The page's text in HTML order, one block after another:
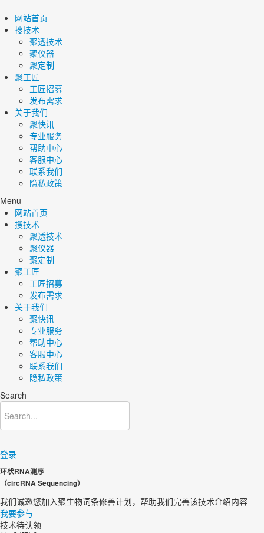
网站首页
搜技术
聚透技术
聚仪器
聚定制
聚工匠
工匠招募
发布需求
关于我们
聚快讯
专业服务
帮助中心
客服中心
联系我们
隐私政策
Menu
网站首页
搜技术
聚透技术
聚仪器
聚定制
聚工匠
工匠招募
发布需求
关于我们
聚快讯
专业服务
帮助中心
客服中心
联系我们
隐私政策
Search
登录
环状RNA测序
（circRNA Sequencing）
我们诚邀您加入聚生物词条修善计划，帮助我们完善该技术介绍内容​
我要参与
技术待认领